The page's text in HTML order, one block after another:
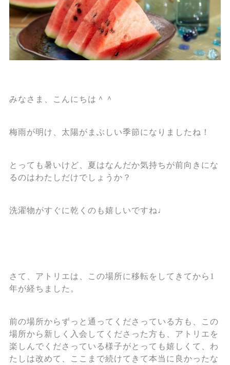
みなさま、こんにちは＾＾
梅雨が明け、太陽がまぶしい季節になりましたね！
とっても暑いけど、夏はなんだか気持ちが前向きにな
るのはわたしだけでしょうか？
洗濯物がすぐに乾くのも嬉しいですね♩
さて、アトリエは、この場所に移転をしてきてから1
年が経ちました。
前の場所からずっと通ってくださっている方も、この
場所から新しく入会してくださった方も、アトリエを
楽しんでくださっている様子がとっても嬉しくて、わ
たしは改めて、ここまで続けてきて本当に良かったな